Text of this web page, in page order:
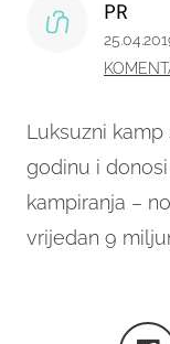
Luksuzni
godinu i
kampiranja –
vrijedan 9
PR